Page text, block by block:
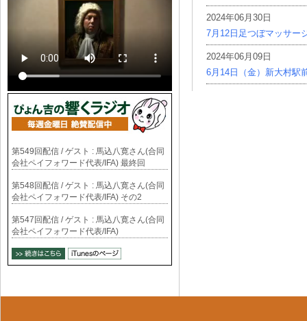
2024年06月30日
7月12日足つぼマッサー
2024年06月09日
6月14日（金）新大村駅
第549回配信 / ゲスト : 馬込八寛さん(合同
会社ペイフォワード代表/IFA) 最終回
第548回配信 / ゲスト : 馬込八寛さん(合同
会社ペイフォワード代表/IFA) その2
第547回配信 / ゲスト : 馬込八寛さん(合同
会社ペイフォワード代表/IFA)